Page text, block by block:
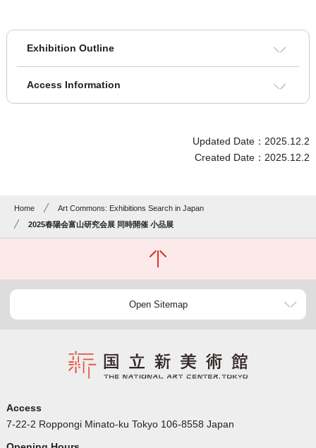
Exhibition Outline
Access Information
Updated Date：2025.12.2
Created Date：2025.12.2
Home
Art Commons: Exhibitions Search in Japan
2025春陽会富山研究会展 同時開催 小品展
Open Sitemap
Access
7-22-2 Roppongi Minato-ku Tokyo 106-8558 Japan